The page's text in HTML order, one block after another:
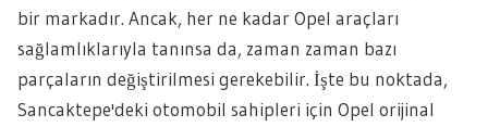
bir markadır. Ancak, her ne kadar Opel araçları
sağlamlıklarıyla tanınsa da, zaman zaman bazı
parçaların değiştirilmesi gerekebilir. İşte bu noktada,
Sancaktepe'deki otomobil sahipleri için Opel orijinal